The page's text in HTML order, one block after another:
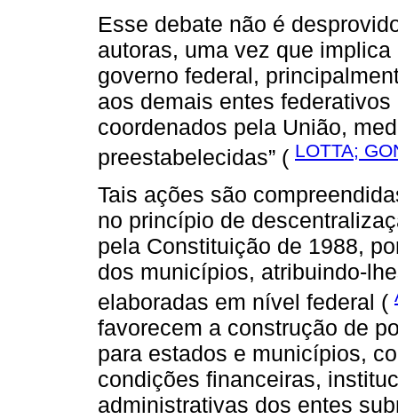
Esse debate não é
autoras, uma vez que
governo federal,
aos demais entes
coordenados pela União,
preestabelecidas” ( LOTTA;
Tais ações são
no princípio de
pela Constituição de 1988,
dos municípios, atribuindo-
elaboradas em nível federal (
favorecem a construção de
para estados e municípios,
condições financeiras,
administrativas dos entes